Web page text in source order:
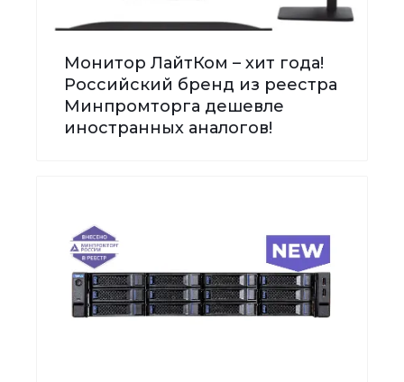
Монитор ЛайтКом – хит года!
Российский бренд из реестра
Минпромторга дешевле
иностранных аналогов!